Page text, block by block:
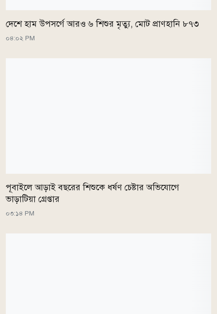
দেশে হাম উপসর্গে আরও ৬ শিশুর মৃত্যু, মোট প্রাণহানি ৮৭৩
০৪:০২ PM
পূবাইলে আড়াই বছরের শিশুকে ধর্ষণ চেষ্টার অভিযোগে
ভাড়াটিয়া গ্রেপ্তার
০৩:১৪ PM